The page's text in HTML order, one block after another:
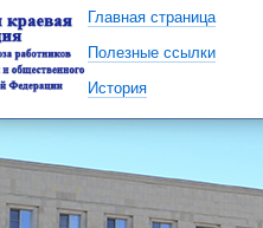
Главная страница
Полезные ссылки
История